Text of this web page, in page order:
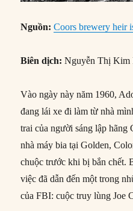
Nguồn:Coors brewery heir
Biên dịch: Nguyễn Thị Kim
Vào ngày này năm 1960,
đang lái xe đi làm từ nhà
trai của người sáng lập hãng
nhà máy bia tại Golden,
chuộc trước khi bị bắn chết.
việc đã dẫn đến một trong
của FBI: cuộc truy lùng Joe